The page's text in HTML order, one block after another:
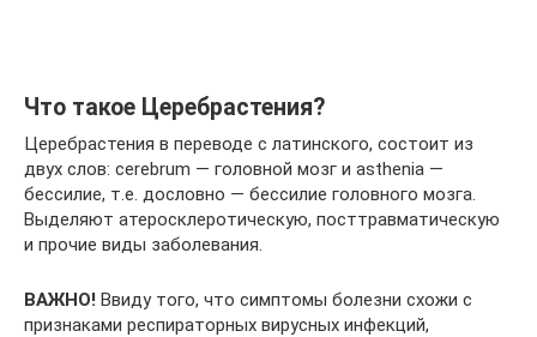
Что такое Церебрастения?
Церебрастения в переводе с латинского, состоит из
двух слов: cerebrum — головной мозг и asthenia —
бессилие, т.е. дословно — бессилие головного мозга.
Выделяют атеросклеротическую, посттравматическую
и прочие виды заболевания.
ВАЖНО! Ввиду того, что симптомы болезни схожи с
признаками респираторных вирусных инфекций,